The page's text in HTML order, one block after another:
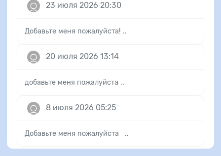
23 июля 2026 20:30
Добавьте меня пожалуйста! ..
20 июля 2026 13:14
добавьте меня пожалуйста ..
8 июля 2026 05:25
Добавьте меня пожалуйста ..